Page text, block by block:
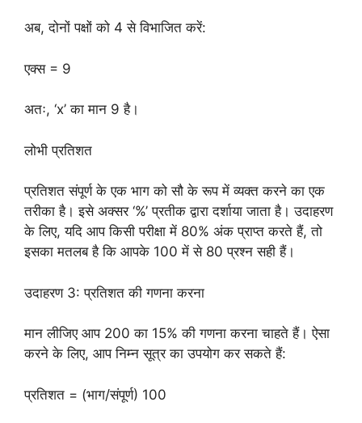
अब, दोनों पक्षों को 4 से विभाजित करें:
एक्स = 9
अतः, ‘x’ का मान 9 है।
लोभी प्रतिशत
प्रतिशत संपूर्ण के एक भाग को सौ के रूप में व्यक्त करने का एक
तरीका है। इसे अक्सर ‘%’ प्रतीक द्वारा दर्शाया जाता है। उदाहरण
के लिए, यदि आप किसी परीक्षा में 80% अंक प्राप्त करते हैं, तो
इसका मतलब है कि आपके 100 में से 80 प्रश्न सही हैं।
उदाहरण 3: प्रतिशत की गणना करना
मान लीजिए आप 200 का 15% की गणना करना चाहते हैं। ऐसा
करने के लिए, आप निम्न सूत्र का उपयोग कर सकते हैं:
प्रतिशत = (भाग/संपूर्ण) 100